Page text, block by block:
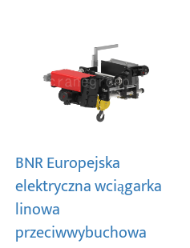
BNR Europejska
elektryczna wciągarka
linowa
przeciwwybuchowa